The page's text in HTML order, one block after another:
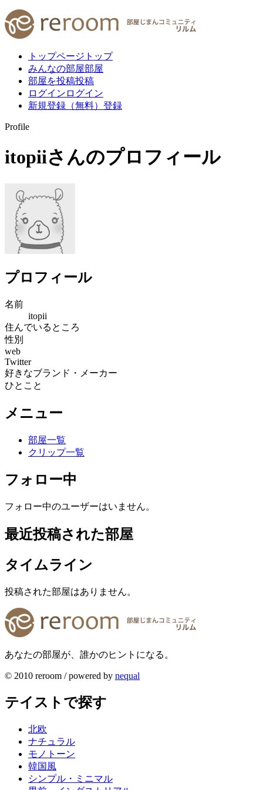
トップページ トップ
みんなの部屋部屋
部屋を投稿投稿
ログイン ログイン
新規登録（無料） 登録
Profile
itopiiさんのプロフィール
プロフィール
名前
itopii
住んでいるところ
性別
web
Twitter
好きなブランド・メーカー
ひとこと
メニュー
部屋一覧
クリップ一覧
フォロー中
フォロー中のユーザーはいません。
最近投稿された部屋
タイムライン
投稿された部屋はありません。
あなたの部屋が、誰かのヒントになる。
© 2010 reroom / powered by nequal
テイストで探す
北欧
ナチュラル
モノトーン
韓国風
シンプル・ミニマル